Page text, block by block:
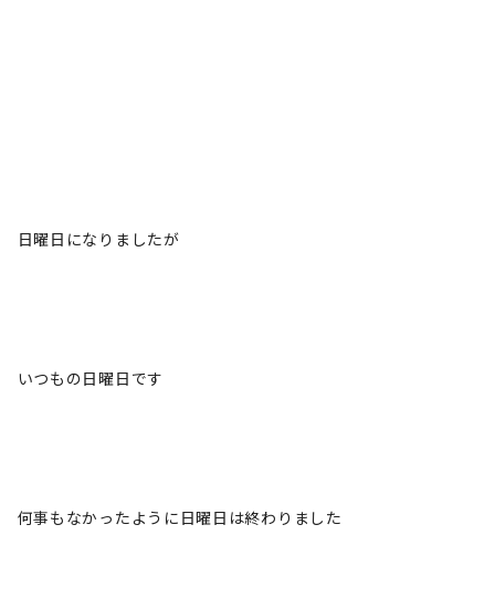
日曜日になりましたが
いつもの日曜日です
何事もなかったように日曜日は終わりました